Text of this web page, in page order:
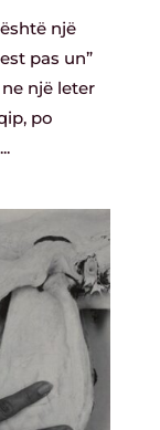
një
pas un”
një leter
po